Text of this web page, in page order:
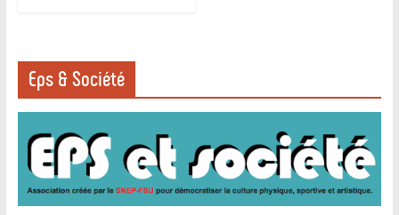
Eps & Société